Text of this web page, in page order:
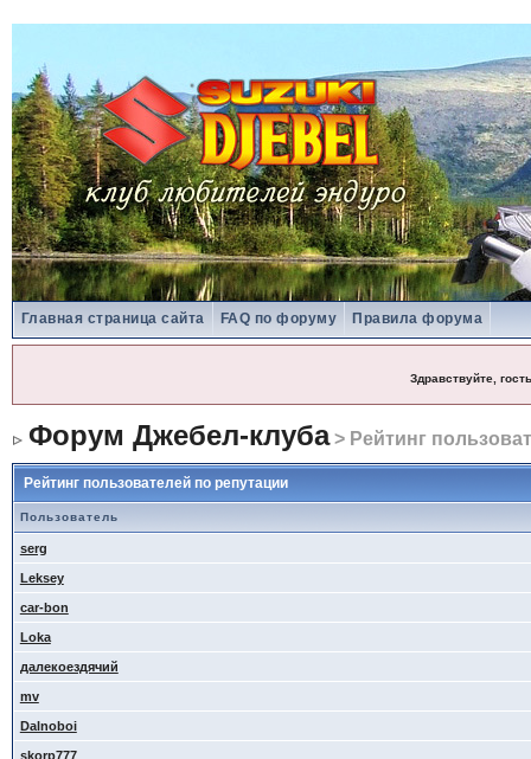
Главная страница сайта FAQ по форуму Правила форума
Здравствуйте, гость
Форум Джебел-клуба> Рейтинг
Рейтинг пользователей по репутации
Пользователь
serg
Leksey
car-bon
Loka
далекоездячий
mv
Dalnoboi
skorp777